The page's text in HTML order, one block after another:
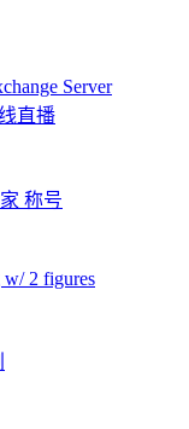
Server
直播
称号
2 figures